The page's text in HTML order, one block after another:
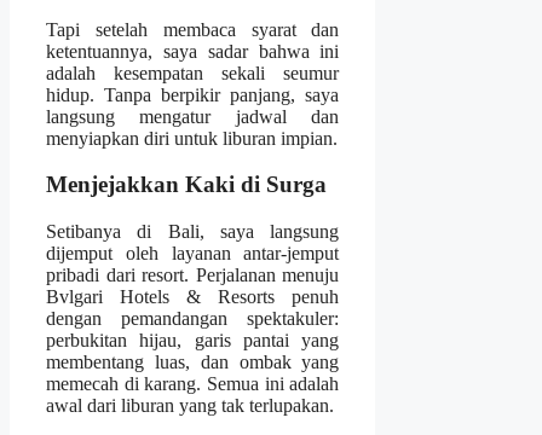
Tapi setelah membaca syarat dan
ketentuannya, saya sadar bahwa ini
adalah kesempatan sekali seumur
hidup. Tanpa berpikir panjang, saya
langsung mengatur jadwal dan
menyiapkan diri untuk liburan impian.
Menjejakkan Kaki di Surga
Setibanya di Bali, saya langsung
dijemput oleh layanan antar-jemput
pribadi dari resort. Perjalanan menuju
Bvlgari Hotels & Resorts penuh
dengan pemandangan spektakuler:
perbukitan hijau, garis pantai yang
membentang luas, dan ombak yang
memecah di karang. Semua ini adalah
awal dari liburan yang tak terlupakan.